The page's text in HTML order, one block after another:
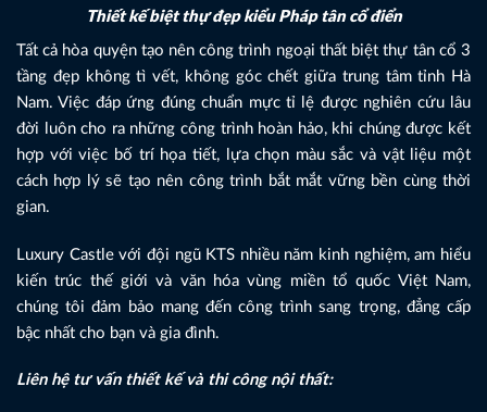
Thiết kế biệt thự đẹp kiểu Pháp tân cổ điển
Tất cả hòa quyện tạo nên công trình ngoại thất biệt thự tân cổ 3
tầng đẹp không tì vết, không góc chết giữa trung tâm tỉnh Hà
Nam. Việc đáp ứng đúng chuẩn mực tỉ lệ được nghiên cứu lâu
đời luôn cho ra những công trình hoàn hảo, khi chúng được kết
hợp với việc bố trí họa tiết, lựa chọn màu sắc và vật liệu một
cách hợp lý sẽ tạo nên công trình bắt mắt vững bền cùng thời
gian.
Luxury Castle với đội ngũ KTS nhiều năm kinh nghiệm, am hiểu
kiến trúc thế giới và văn hóa vùng miền tổ quốc Việt Nam,
chúng tôi đảm bảo mang đến công trình sang trọng, đẳng cấp
bậc nhất cho bạn và gia đình.
Liên hệ tư vấn thiết kế và thi công nội thất: